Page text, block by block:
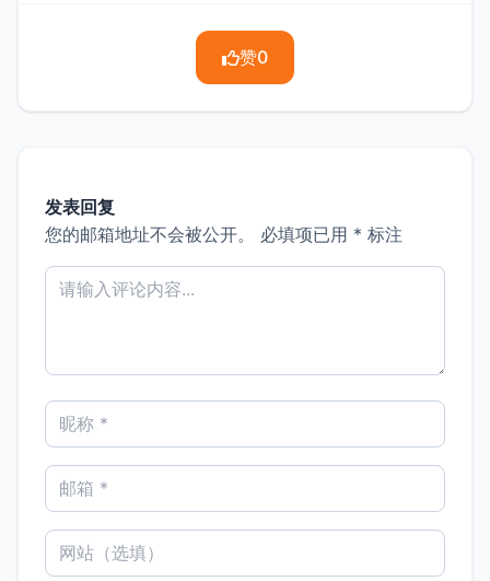
赞0
发表回复
您的邮箱地址不会被公开。
必填项已用 * 标注